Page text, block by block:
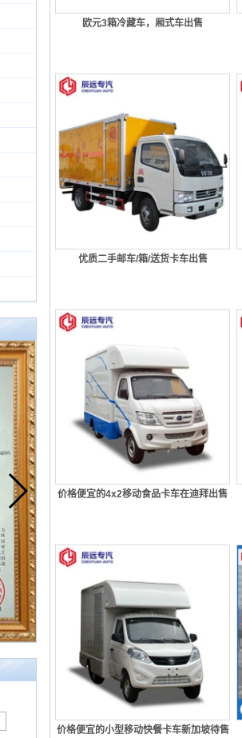
欧元3箱冷藏车，厢式车出售
优质二手邮车/箱/送货卡车出售
价格便宜的4x2移动食品卡车在迪拜出售
价格便宜的小型移动快餐卡车新加坡待售